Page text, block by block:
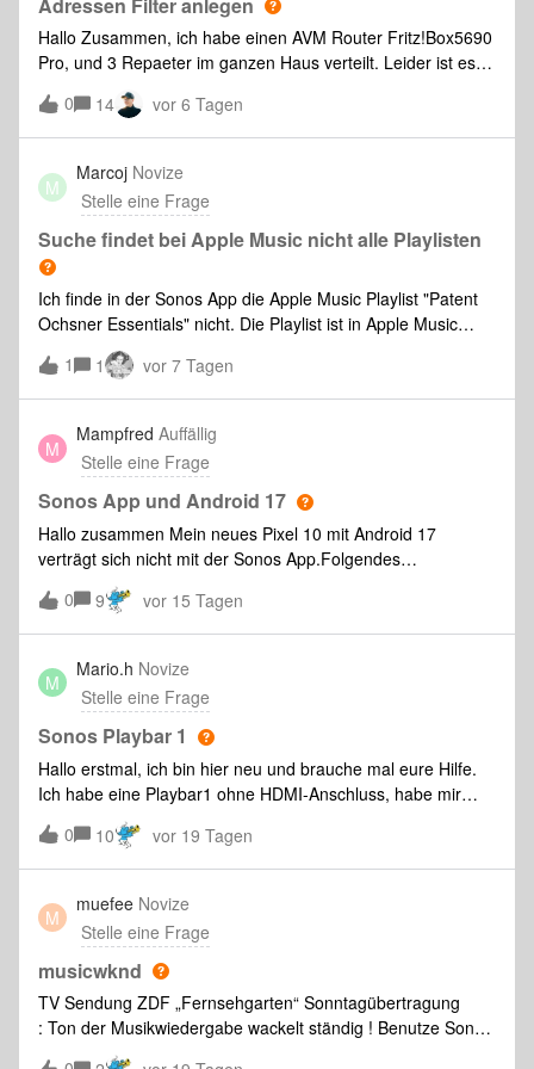
aktuell FRITZ!Bo
Hallo Zusammen, ich habe einen AVM Router Fritz!Box5690
Pro, und 3 Repaeter im ganzen Haus verteilt. Leider ist es
so, das die Boxen sich nicht mehr gruppeiren lassen, das 2
Boxen an die Repaeter gehen und 1 Box an den Router,
somit ist eine Gruppeirung der Boxen nicht mehr möglich. Es
kommt nur aus einer Box Musik. Laut Sonos Support kann
man einen MAC Filter / Blackliste auf dem Router anlegen,
kann mir dabei jemand von euch helfen? Das wäre ganz toll.
LG ANdrea
0 14 vor 6 Tagen
M
Marcoj Novize
Stelle eine Frage
Suche findet bei Apple Music nicht alle Playlisten
Ich finde in der Sonos App die Apple Music Playlist "Patent
Ochsner Essentials" nicht. Die Playlist ist in Apple Music
jedoch verfügbar und wird in der Apple Music App auch
gefunden. Wenn man in der Apple Music App diese Playlist
in die eigene Mediathek hinzufügt, findet man in der Sonos
App die Playlist unter Apple Music-&gt;Library-&gt;Playlists-
&gt;Apple Music Playlists. Über die Sonos App Suche ist die
Playlist aber auch dann nicht zu finden.Liegt hier ein Bug in
der Sonos Suche vor liegt das Problem auf Apple Seite?
1 1 vor 7 Tagen
M
Mampfred Auffällig
Stelle eine Frage
Sonos App und Android 17
Hallo zusammen Mein neues Pixel 10 mit Android 17
verträgt sich nicht mit der Sonos App.Folgendes
Problem:Bei aktiver Sonos App kann ich die Ton &amp;
Vibration Einstellungen auf dem Gerät nicht mehr aufrufen.
Sofortiger Absturz der Einstellungsapp. Andere Menüpunkte
funktionieren.Nach Erzwingen der Beendigung der Sonos
App alles wieder OK.Kann das wer nachvollziehen?
Lösungen? Danke vielmals Markus
0 9 vor 15 Tagen
M
Mario.h Novize
Stelle eine Frage
Sonos Playbar 1
Hallo erstmal, ich bin hier neu und brauche mal eure Hilfe.
Ich habe eine Playbar1 ohne HDMI-Anschluss, habe mir
jetzt einen neuen Fernseher gekauft, den Hisense UR9.
Jetzt meine Frage: Wie kann ich die Playbar am besten
anschließen? Ich habe gelesen das man einen HDMI ARC
Adapter benutzen kann.Ich danke schon mal im voraus für
eure Hilfe
0 10 vor 19 Tagen
M
muefee Novize
Stelle eine Frage
musicwknd
TV Sendung ZDF „Fernsehgarten“ Sonntagübertragung
: Ton der Musikwiedergabe wackelt ständig ! Benutze Sonos
Arc 700 und 2 Era 100.